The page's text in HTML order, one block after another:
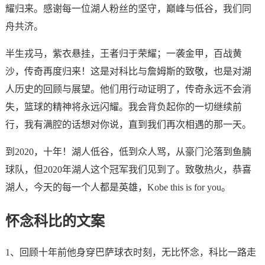
耀归来。感谢每一位湖人粉丝的坚守，巅峰与低谷，我们同
舟共济。
半生戎马，紫衣悬挂，王者归于荣耀；一袭金甲，百战黄
沙，传奇再度归来！这是对科比与詹姆斯的致敬，也是对湖
人历史的回顾与展望。他们用行动证明了，传奇永远不会消
失，篮球的精神将永远闪耀。我会背负起你的一切继续前
行，我有满腔的话想对你说，直到我们再次相遇的那一天。
到2020，十年！湖人低谷，低到众人骂，从豪门沦落到鱼腩
球队，但2020年湖人这个冠军我们见到了。致敬热火，恭喜
湖人，今天的每一个人都是英雄，Kobe this is for you。
怀念科比的文案
1、回顾十年前他身穿巴萨球衣时刻，无比怀念，科比一路走